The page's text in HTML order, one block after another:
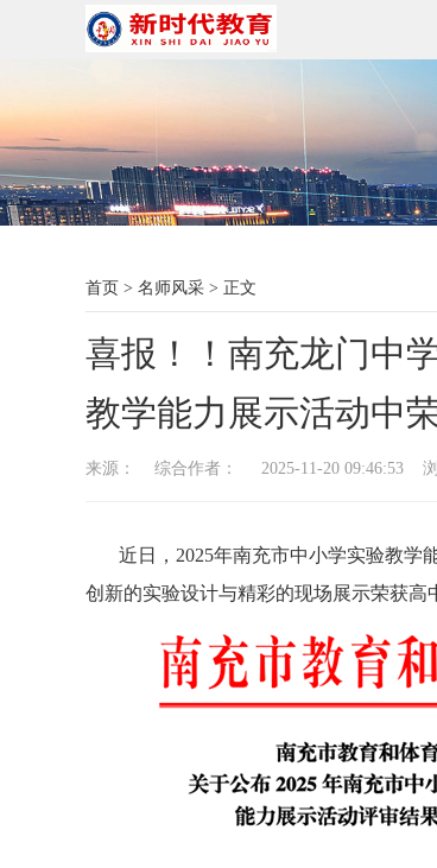
首页 > 名师风采 > 正文
喜报！！南充龙门中
教学能力展示活动中
来源： 综合作者： 2025-11-20 09:46:53 浏
近日，2025年南充市中小学实验教学
创新的实验设计与精彩的现场展示荣获高